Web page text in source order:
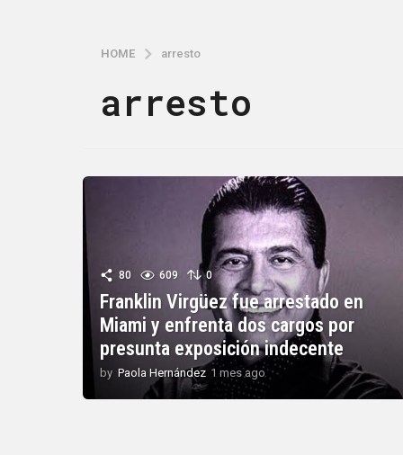
HOME arresto
arresto
80 609 0
Franklin Virgüez fue arrestado en
Miami y enfrenta dos cargos por
presunta exposición indecente
by Paola Hernández 1 mes ago1